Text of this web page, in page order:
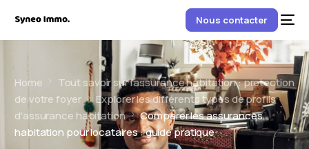
Nous contacter
Home
Tout savoir sur l'assurance habitation : protection
de votre foyer
Explorer les différents types de profils
d'assurance habitation
Comparer les assurances
habitation pour locataires : guide pratique